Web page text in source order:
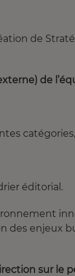
de
de
catégories,
éditorial.
des enjeux
sur le